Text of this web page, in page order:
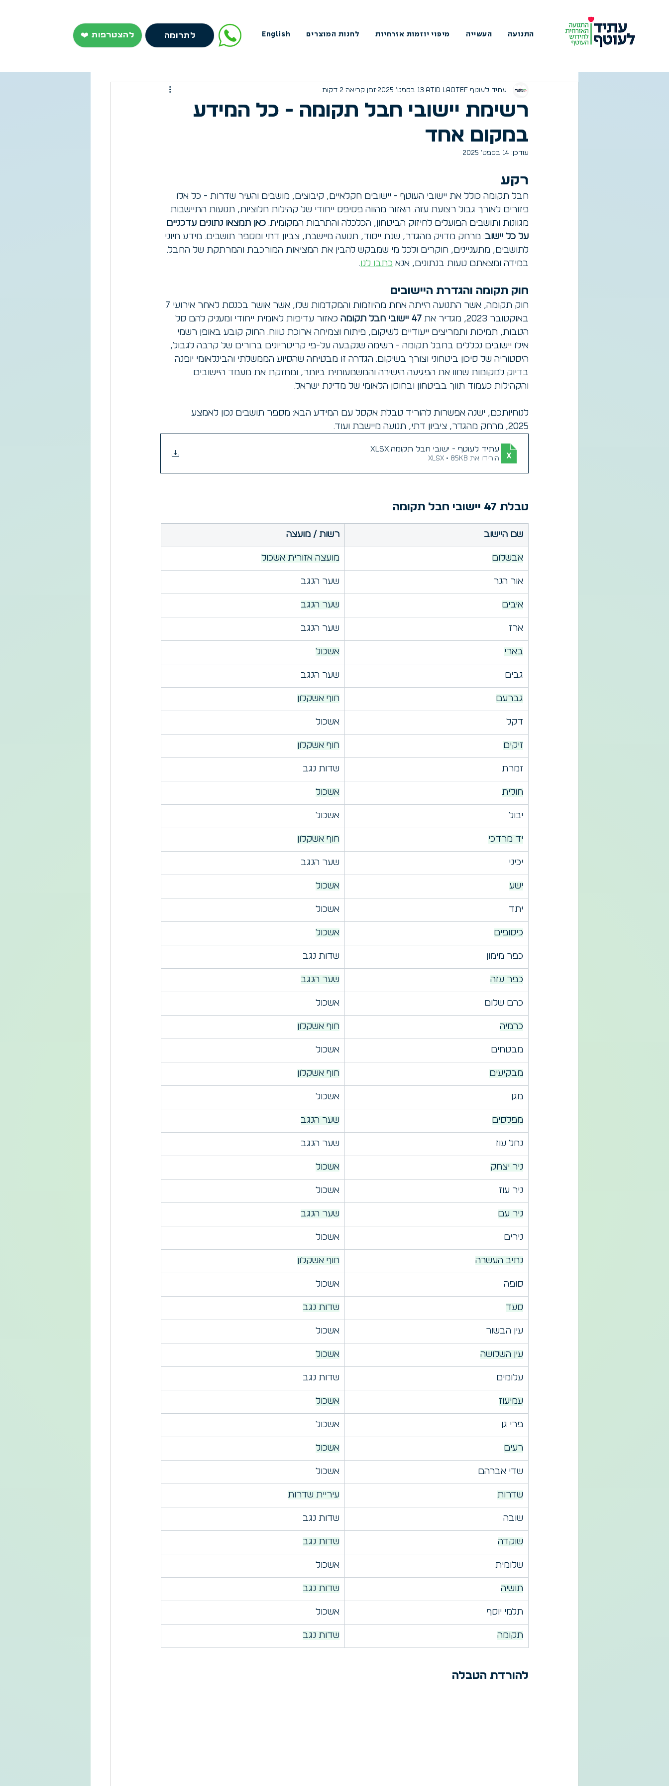
❤️ להצטרפות לתרומה התנועה העשייה מיפוי יוזמות אזרחיות לחנות המוצרים English
רשימת יישובי חבל תקומה - כל המידע
במקום אחד
עתיד לעוטף Atid Laotef 13 בספט׳ 2025 זמן קריאה 2 דקות
עודכן: 14 בספט׳ 2025
רקע
חבל תקומה כולל את יישובי העוטף - יישובים חקלאיים, קיבוצים, מושבים והעיר שדרות - כל אלו
פזורים לאורך גבול רצועת עזה. האזור מהווה פסיפס ייחודי של קהילות חלוציות, תנועות התיישבות
מגוונות ותושבים הפועלים לחיזוק הביטחון, הכלכלה והתרבות המקומית. כאן תמצאו נתונים עדכניים
על כל יישוב: מרחק מדויק מהגדר, שנת ייסוד, תנועה מיישבת, צביון דתי ומספר תושבים. מידע חיוני
לתושבים, מתעניינים, חוקרים ולכל מי שמבקש להבין את המציאות המורכבת והמרתקת של החבל.
במידה ומצאתם טעות בנתונים, אנא כתבו לנו.
חוק תקומה והגדרת היישובים
באוקטובר 2023, מגדיר את
47 יישובי חבל תקומה כאזור עדיפות לאומית ייחודי ומעניק להם סל
הטבות, תמיכות ותמריצים ייעודיים לשיקום, פיתוח וצמיחה ארוכת טווח. החוק קובע באופן רשמי
אילו יישובים נכללים בחבל תקומה - רשימה שנקבעה על-פי קריטריונים ברורים של קרבה לגבול,
היסטוריה של סיכון ביטחוני וצורך בשיקום. הגדרה זו מבטיחה שהסיוע הממשלתי והבינלאומי יופנה
בדיוק למקומות שחוו את הפגיעה הישירה והמשמעותית ביותר, ומחזקת את מעמד היישובים
והקהילות כעמוד תווך בביטחון ובחוסן הלאומי של מדינת ישראל.
לנוחיותכם, ישנה אפשרות להוריד טבלת אקסל עם המידע הבא: מספר תושבים נכון לאמצע
2025, מרחק מהגדר, ציביון דתי, תנועה מיישבת ועוד.
עתיד לעוטף - ישובי חבל תקומה
הורידו את XLSX • 85KB
טבלת 47 יישובי חבל תקומה
שם היישוב רשות / מועצה
אבשלום מועצה אזורית אשכול
אור הנר שער הנגב
איבים שער הנגב
ארז שער הנגב
בארי אשכול
גבים שער הנגב
גברעם חוף אשקלון
דקל אשכול
זיקים חוף אשקלון
זמרת שדות נגב
חולית אשכול
יבול אשכול
יד מרדכי חוף אשקלון
יכיני שער הנגב
ישע אשכול
יתד אשכול
כיסופים אשכול
כפר מימון שדות נגב
כפר עזה שער הנגב
כרם שלום אשכול
כרמיה חוף אשקלון
מבטחים אשכול
מבקיעים חוף אשקלון
מגן אשכול
מפלסים שער הנגב
נחל עוז שער הנגב
ניר יצחק אשכול
ניר עוז אשכול
ניר עם שער הנגב
נירים אשכול
נתיב העשרה חוף אשקלון
סופה אשכול
סעד שדות נגב
עין הבשור אשכול
עין השלושה אשכול
עלומים שדות נגב
עמיעוז אשכול
פרי גן אשכול
רעים אשכול
שדי אברהם אשכול
שדרות עיריית שדרות
שובה שדות נגב
שוקדה שדות נגב
שלומית אשכול
תושיה שדות נגב
תלמי יוסף אשכול
תקומה שדות נגב
להורדת הטבלה